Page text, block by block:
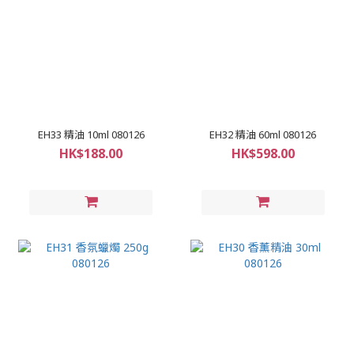
EH33 精油 10ml 080126
HK$188.00
EH32 精油 60ml 080126
HK$598.00